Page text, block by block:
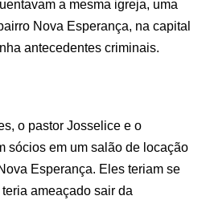
a mesma igreja, uma
Nova Esperança, na capital
antecedentes criminais.
o pastor Josselice e o
sócios em um salão de locação
Esperança. Eles teriam se
ameaçado sair da